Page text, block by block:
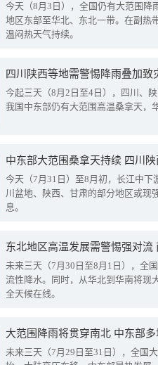
今天（8月3日），全国仍有大范围降
地区东部至华北、东北一带。在副热
温闷热天气持续。
今起三天（8月2日至4日），四川、
我国中东部仍有大范围高温桑拿天，
中东部大范围桑拿天持续 四川
今天（7月31日）至8月初，长江中下
川盆地、陕西、甘肃的部分地区或现
息。
东北地区高温发展需警惕强对流
未来三天（7月30日至8月1日），全
流性降水。同时，从华北到华南将现
全天候在线。
大范围降雨将贯穿南北 中东部
未来三天（7月29日至31日），全国